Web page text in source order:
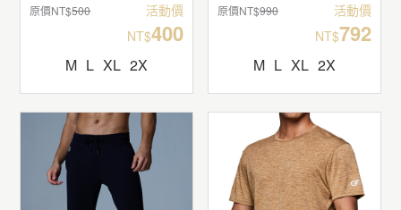
原價NT$500
活動價
NT$400
M L XL 2X
原價NT$990
活動價
NT$792
M L XL 2X